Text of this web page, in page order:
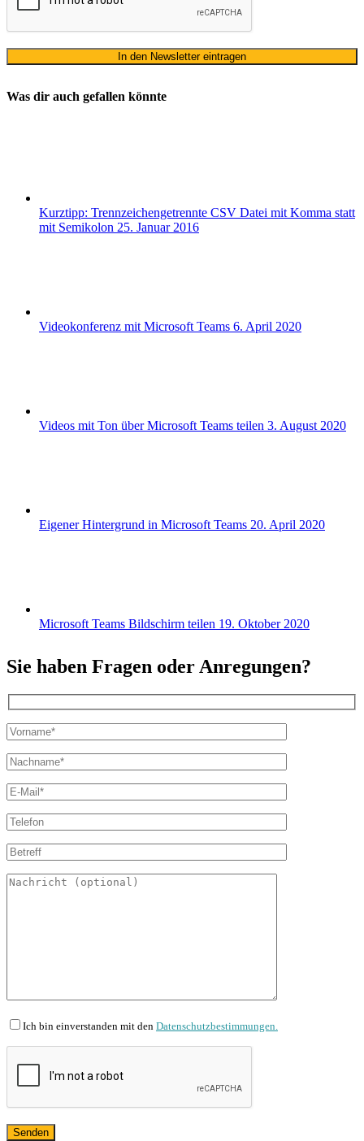
Was dir auch gefallen könnte
Kurztipp: Trennzeichengetrennte CSV Datei mit Komma statt
mit Semikolon 25. Januar 2016
Videokonferenz mit Microsoft Teams 6. April 2020
Videos mit Ton über Microsoft Teams teilen 3. August 2020
Eigener Hintergrund in Microsoft Teams 20. April 2020
Microsoft Teams Bildschirm teilen 19. Oktober 2020
Sie haben Fragen oder Anregungen?
Ich bin einverstanden mit den Datenschutzbestimmungen.